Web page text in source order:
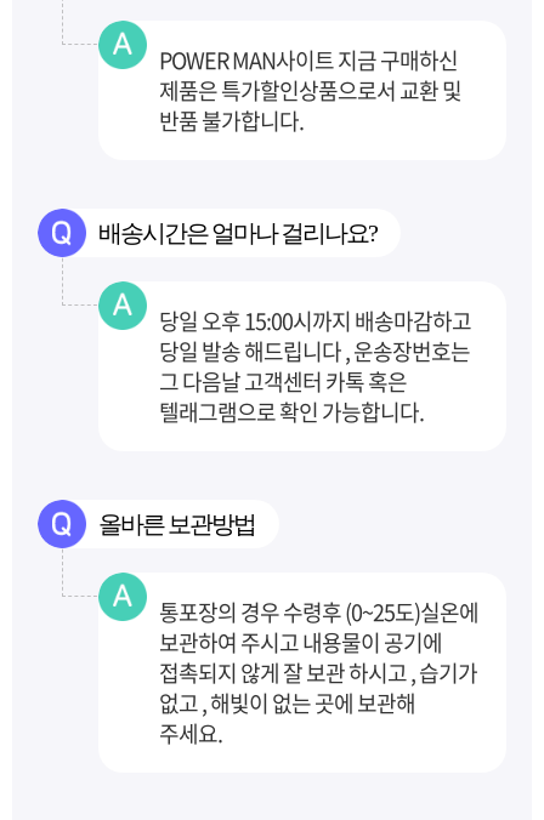
POWER MAN사이트 지금 구매하신
제품은 특가할인상품으로서 교환 및
반품 불가합니다.
배송시간은 얼마나 걸리나요?
당일 오후 15:00시까지 배송마감하고
당일 발송 해드립니다 , 운송장번호는
그 다음날 고객센터카톡 혹은
텔래그램으로 확인 가능합니다.
올바른 보관방법
통포장의 경우 수령후 (0~25도)실온에
보관하여 주시고 내용물이 공기에
접촉되지 않게 잘 보관하시고 , 습기가
없고 , 해빛이 없는 곳에 보관해
주세요.